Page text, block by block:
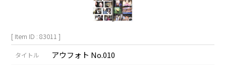
[ Item ID : 83011 ]
タイトル アウフォト No.010